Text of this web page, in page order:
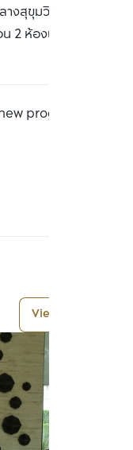
งสุขุมวิท ใกล้
2 ห้องน้ำ
program
View More